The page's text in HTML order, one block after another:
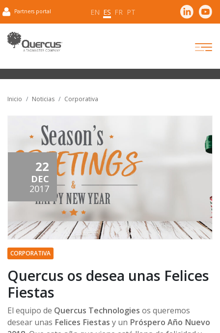
Partners portal EN ES FR PT
Inicio Noticias Corporativa
22
DEC
2017
CORPORATIVA
Quercus os desea unas Felices
Fiestas
El equipo de Quercus Technologies os queremos
desear unas Felices Fiestas y un Próspero Año Nuevo